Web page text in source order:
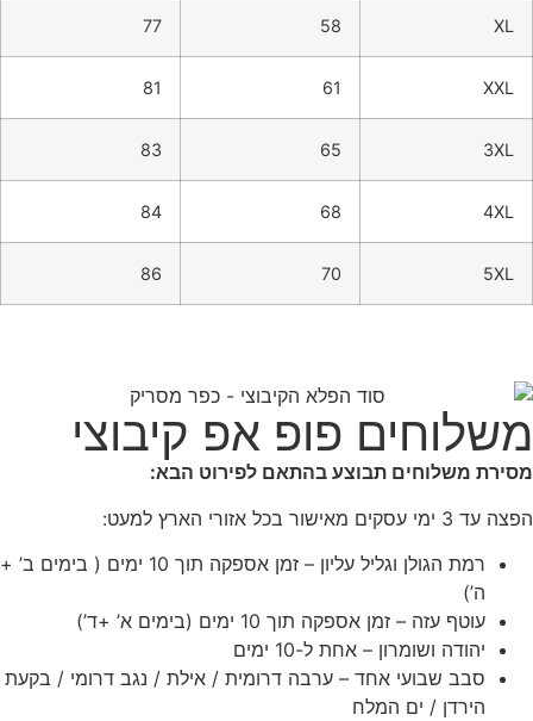
XL
58
77
XXL
61
81
3XL
65
83
4XL
68
84
5XL
70
86
משלוחים פופ אפ קיבוצי
מסירת משלוחים תבוצע בהתאם לפירוט הבא:
הפצה עד 3 ימי עסקים מאישור בכל אזורי הארץ למעט:
רמת הגולן וגליל עליון – זמן אספקה תוך 10 ימים ( בימים ב’ +
ה’)
עוטף עזה – זמן אספקה תוך 10 ימים (בימים א’ +ד’)
יהודה ושומרון – אחת ל-10 ימים
סבב שבועי אחד – ערבה דרומית / אילת / נגב דרומי / בקעת
הירדן / ים המלח